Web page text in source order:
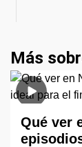
Más
Qué ver